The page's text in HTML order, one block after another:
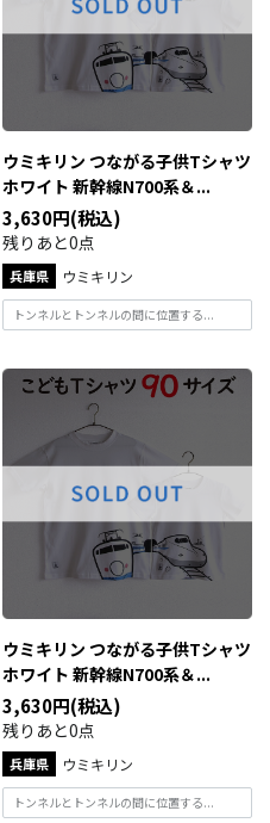
ウミキリン つながる子供Tシャツ
ホワイト 新幹線N700系＆...
3,630円(税込)
残りあと0点
兵庫県 ウミキリン
トンネルとトンネルの間に位置する...
ウミキリン つながる子供Tシャツ
ホワイト 新幹線N700系＆...
3,630円(税込)
残りあと0点
兵庫県 ウミキリン
トンネルとトンネルの間に位置する...